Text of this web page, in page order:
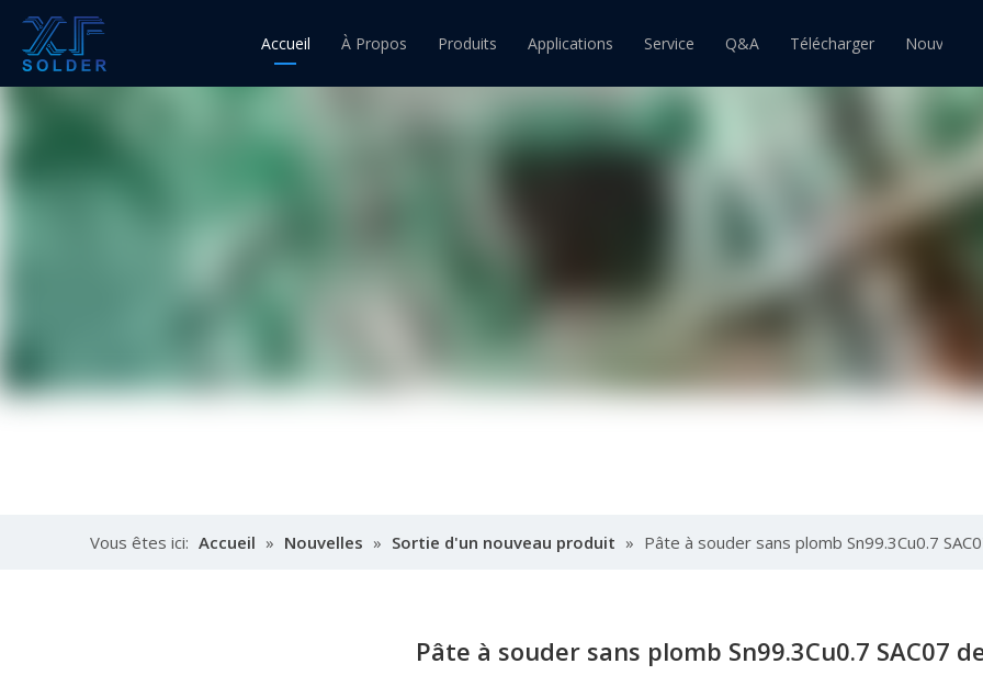
Accueil À Propos Produits
Fil à souder étain-plomb
Barre de soudure étain-plomb
Pâte à souder étain
Pâte à souder étain-plomb
Applications Service Q&A Télécharger Nouvelles
Vous êtes ici: Accueil » Nouvelles » Sortie d'un nouveau produit » Pâte à souder sans plomb Sn99.3Cu0.7
Pâte à souder sans plomb Sn99.3Cu0.7 SAC07